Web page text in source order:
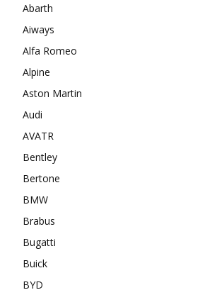
Abarth
Aiways
Alfa Romeo
Alpine
Aston Martin
Audi
AVATR
Bentley
Bertone
BMW
Brabus
Bugatti
Buick
BYD